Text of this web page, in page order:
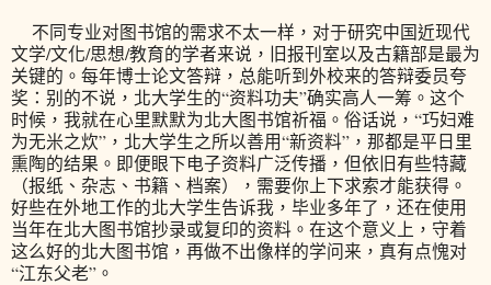
不同专业对图书馆的需求不太一样，对于研究中国近现代
文学/文化/思想/教育的学者来说，旧报刊室以及古籍部是最为
关键的。每年博士论文答辩，总能听到外校来的答辩委员夸
奖：别的不说，北大学生的“资料功夫”确实高人一筹。这个
时候，我就在心里默默为北大图书馆祈福。俗话说，“巧妇难
为无米之炊”，北大学生之所以善用“新资料”，那都是平日里
熏陶的结果。即便眼下电子资料广泛传播，但依旧有些特藏
（报纸、杂志、书籍、档案），需要你上下求索才能获得。
好些在外地工作的北大学生告诉我，毕业多年了，还在使用
当年在北大图书馆抄录或复印的资料。在这个意义上，守着
这么好的北大图书馆，再做不出像样的学问来，真有点愧对
“江东父老”。